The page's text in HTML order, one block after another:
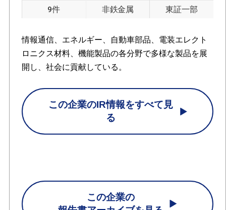
9件 非鉄金属 東証一部
情報通信、エネルギー、自動車部品、電装エレクト
ロニクス材料、機能製品の各分野で多様な製品を展
開し、社会に貢献している。
この企業のIR情報をすべて見
る
この企業の